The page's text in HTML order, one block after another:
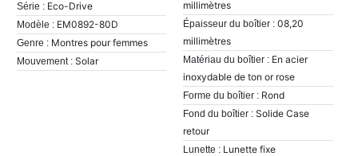
Série : Eco-Drive
Modèle : EM0892-80D
Genre : Montres pour femmes
Mouvement : Solar
millimètres
Épaisseur du boîtier : 08,20
millimètres
Matériau du boîtier : En acier
inoxydable de ton or rose
Forme du boîtier : Rond
Fond du boîtier : Solide Case
retour
Lunette : Lunette fixe